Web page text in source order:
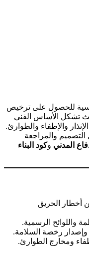
للحصول على ترخيص
تشكل الأساس الفني
والإطفاء والطوارئ.
والمراجعة
المدني وكود البناء
أخطار الحريق
واللوائح الرسمية.
وإصدار رخصة السلامة.
ومخارج الطوارئ.